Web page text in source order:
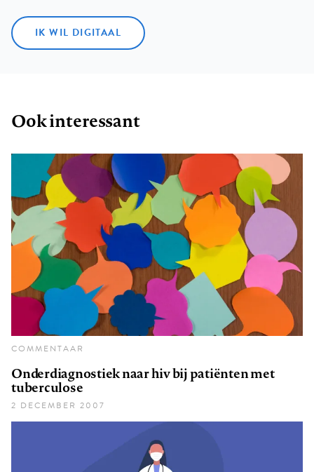
IK WIL DIGITAAL
Ook interessant
COMMENTAAR
Onderdiagnostiek naar hiv bij patiënten met
tuberculose
2 DECEMBER 2007